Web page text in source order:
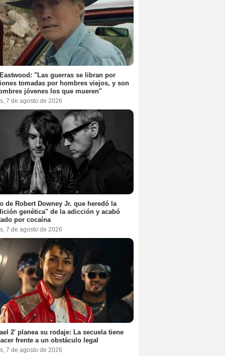
"Las guerras se libran por
tomadas por hombres viejos, y son
jóvenes los que mueren"
7 de agosto de 2026
de Robert Downey Jr. que heredó la
genética" de la adicción y acabó
por cocaína
7 de agosto de 2026
2' planea su rodaje: La secuela tiene
frente a un obstáculo legal
7 de agosto de 2026